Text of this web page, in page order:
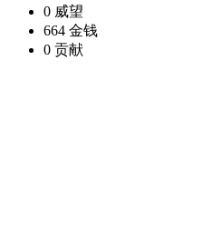
0 威望
664 金钱
0 贡献